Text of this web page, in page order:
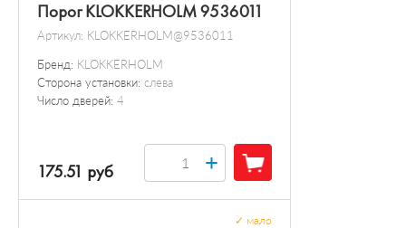
Порог KLOKKERHOLM 9536011
Артикул: KLOKKERHOLM@9536011
Бренд: KLOKKERHOLM
Сторона установки: слева
Число дверей: 4
175.51 руб +
мало